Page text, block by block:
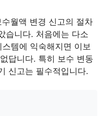
월액 변경 신고의 절차
습니다. 처음에는 다소
템에 익숙해지면 이보
답니다. 특히 보수 변동
신고는 필수적입니다.